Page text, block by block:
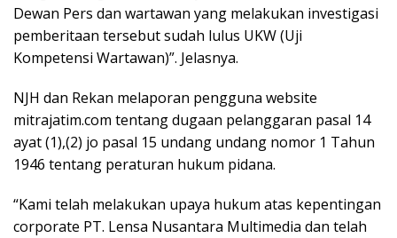
Dewan Pers dan wartawan yang melakukan investigasi
pemberitaan tersebut sudah lulus UKW (Uji
Kompetensi Wartawan)”. Jelasnya.
NJH dan Rekan melaporan pengguna website
mitrajatim.com tentang dugaan pelanggaran pasal 14
ayat (1),(2) jo pasal 15 undang undang nomor 1 Tahun
1946 tentang peraturan hukum pidana.
“Kami telah melakukan upaya hukum atas kepentingan
corporate PT. Lensa Nusantara Multimedia dan telah